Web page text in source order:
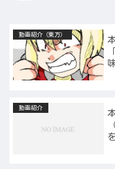
動画紹介（東方）
動画紹介